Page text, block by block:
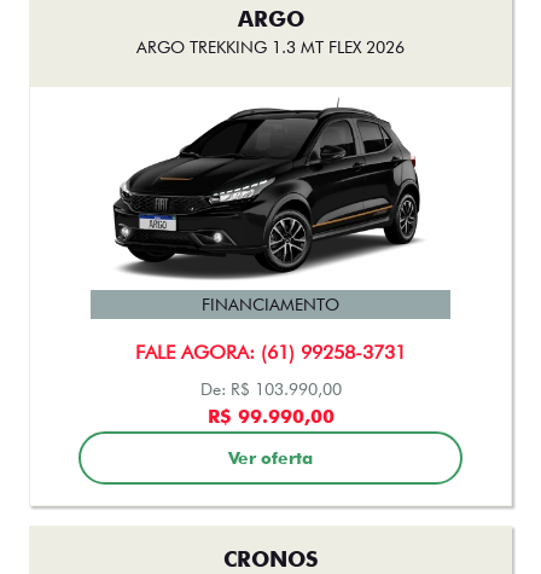
ARGO
ARGO TREKKING 1.3 MT FLEX 2026
FALE AGORA: (61) 99258-3731
FINANCIAMENTO
De: R$ 103.990,00
R$ 99.990,00
Ver oferta
CRONOS